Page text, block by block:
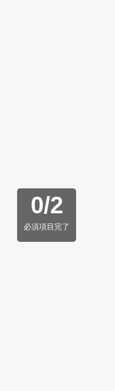
0/2
必須項目完了